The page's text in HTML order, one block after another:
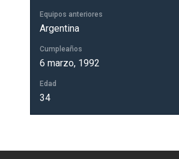
Equipos anteriores
Argentina
Cumpleaños
6 marzo, 1992
Edad
34